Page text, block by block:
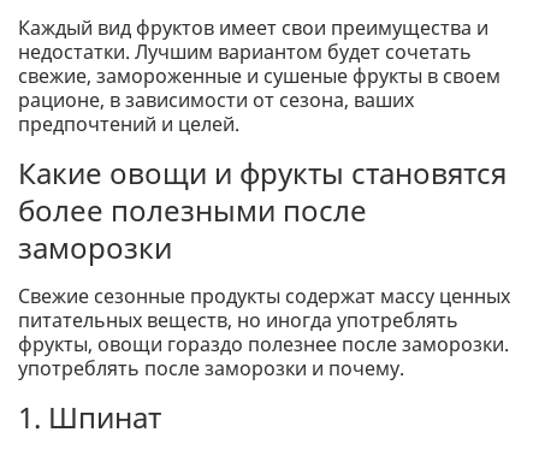
Каждый вид фруктов имеет свои преимущества и
недостатки. Лучшим вариантом будет сочетать
свежие, замороженные и сушеные фрукты в своем
рационе, в зависимости от сезона, ваших
предпочтений и целей.
Какие овощи и фрукты становятся
более полезными после
заморозки
Свежие сезонные продукты содержат массу ценных
питательных веществ, но иногда употреблять
фрукты, овощи гораздо полезнее после заморозки.
употреблять после заморозки и почему.
1. Шпинат